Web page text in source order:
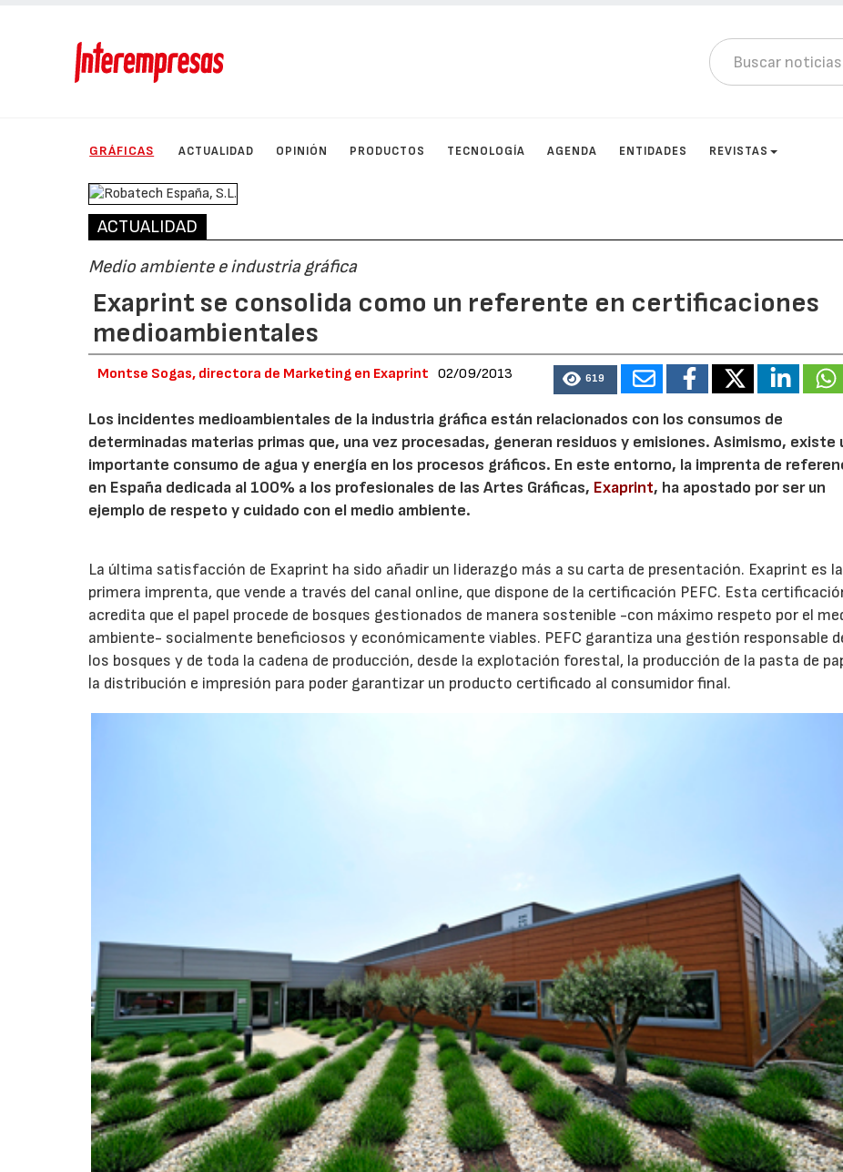
GRÁFICAS ACTUALIDAD OPINIÓN PRODUCTOS TECNOLOGÍA AGENDA ENTIDADES REVISTAS
ACTUALIDAD
Medio ambiente e industria gráfica
Exaprint se consolida como un referente en certificaciones
medioambientales
Montse Sogas, directora de Marketing en Exaprint 02/09/2013 619
Los incidentes medioambientales de la industria gráfica están relacionados con los consumos de
determinadas materias primas que, una vez procesadas, generan residuos y emisiones. Asimismo, existe
importante consumo de agua y energía en los procesos gráficos. En este entorno, la imprenta de
en España dedicada al 100% a los profesionales de las Artes Gráficas, Exaprint, ha apostado por ser un
ejemplo de respeto y cuidado con el medio ambiente.
La última satisfacción de Exaprint ha sido añadir un liderazgo más a su carta de presentación. Exaprint es la
primera imprenta, que vende a través del canal online, que dispone de la certificación PEFC. Esta
acredita que el papel procede de bosques gestionados de manera sostenible -con máximo respeto por el
ambiente- socialmente beneficiosos y económicamente viables. PEFC garantiza una gestión responsable
los bosques y de toda la cadena de producción, desde la explotación forestal, la producción de la pasta de
la distribución e impresión para poder garantizar un producto certificado al consumidor final.
22/07/2026 29/07/2026